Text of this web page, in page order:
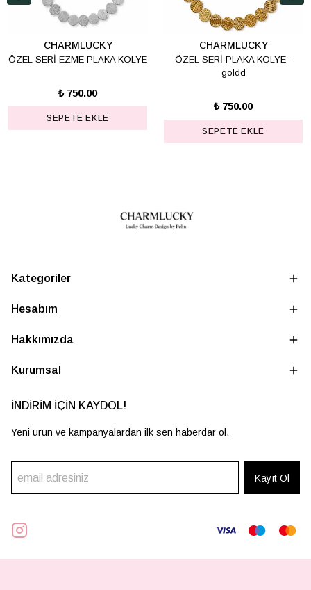
CHARMLUCKY
ÖZEL SERİ EZME PLAKA KOLYE
₺ 750.00
SEPETE EKLE
CHARMLUCKY
ÖZEL SERİ PLAKA KOLYE -
goldd
₺ 750.00
SEPETE EKLE
Kategoriler
Hesabım
Hakkımızda
Kurumsal
İNDİRİM İÇİN KAYDOL!
Yeni ürün ve kampanyalardan ilk sen haberdar ol.
Kayıt Ol